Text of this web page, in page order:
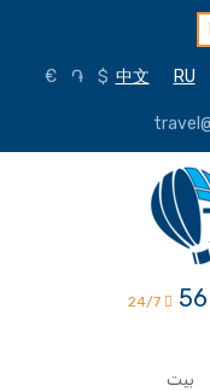
RU
中文
$
֏
€
بيت